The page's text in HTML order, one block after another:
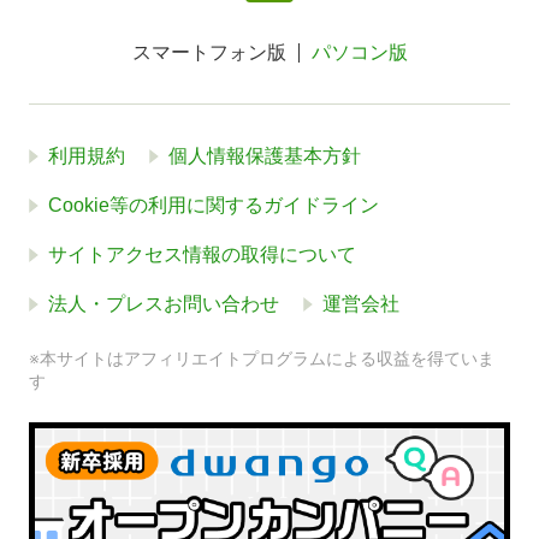
スマートフォン版 パソコン版
利用規約 個人情報保護基本方針
Cookie等の利用に関するガイドライン
サイトアクセス情報の取得について
法人・プレスお問い合わせ 運営会社
※本サイトはアフィリエイトプログラムによる収益を得ていま
す